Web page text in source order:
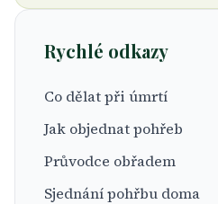
Rychlé odkazy
Co dělat při úmrtí
Jak objednat pohřeb
Průvodce obřadem
Sjednání pohřbu doma